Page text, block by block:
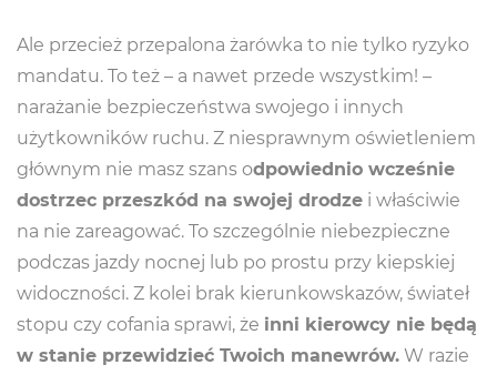
Ale przecież przepalona żarówka to nie tylko ryzyko
mandatu. To też – a nawet przede wszystkim! –
narażanie bezpieczeństwa swojego i innych
użytkowników ruchu. Z niesprawnym oświetleniem
głównym nie masz szans odpowiednio wcześnie
dostrzec przeszkód na swojej drodze i właściwie
na nie zareagować. To szczególnie niebezpieczne
podczas jazdy nocnej lub po prostu przy kiepskiej
widoczności. Z kolei brak kierunkowskazów, świateł
stopu czy cofania sprawi, że inni kierowcy nie będą
w stanie przewidzieć Twoich manewrów. W razie